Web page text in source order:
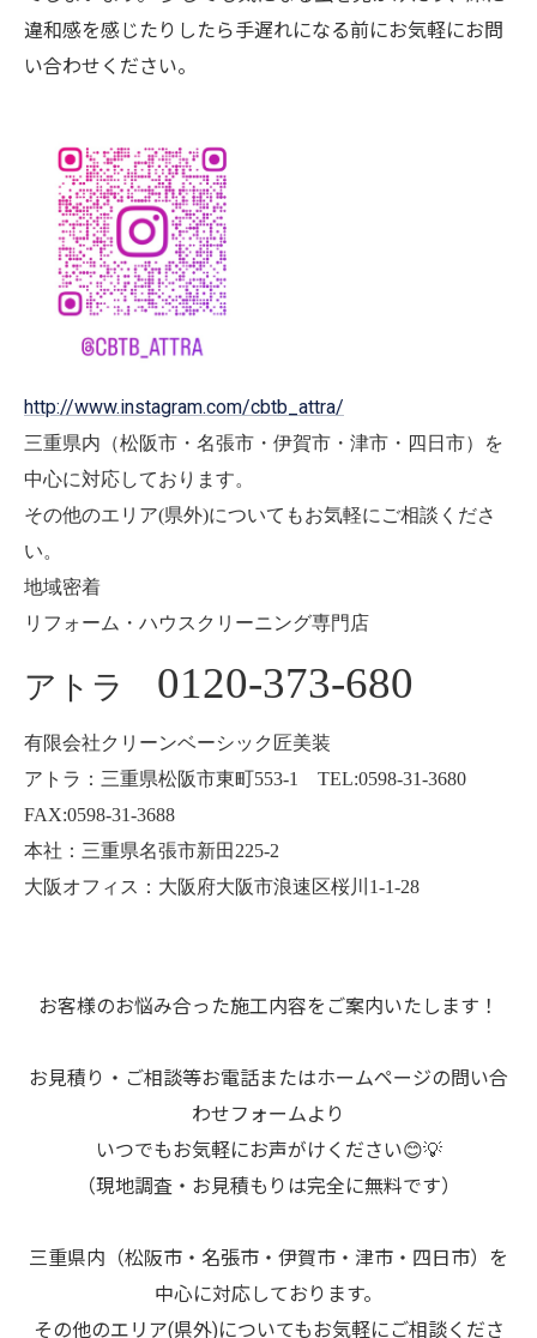
違和感を感じたりしたら手遅れになる前にお気軽にお問
い合わせください。
http://www.instagram.com/cbtb_attra/
三重県内（松阪市・名張市・伊賀市・津市・四日市）を
中心に対応しております。
その他のエリア(県外)についてもお気軽にご相談くださ
い。
地域密着
リフォーム・ハウスクリーニング専門店
アトラ 0120-373-680
有限会社クリーンベーシック匠美装
アトラ：三重県松阪市東町553-1 TEL:0598-31-3680
FAX:0598-31-3688
本社：三重県名張市新田225-2
大阪オフィス：大阪府大阪市浪速区桜川1-1-28
お客様のお悩み合った施工内容をご案内いたします！
お見積り・ご相談等お電話またはホームページの問い合
わせフォームより
いつでもお気軽にお声がけください😊💡
（現地調査・お見積もりは完全に無料です）
三重県内（松阪市・名張市・伊賀市・津市・四日市）を
中心に対応しております。
その他のエリア(県外)についてもお気軽にご相談くださ